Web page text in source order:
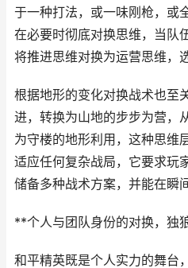
于一种打法，或一味刚枪，或
在必要时彻底对换思维，当队
将推进思维对换为运营思维，
根据地形的变化对换战术也至
进，转换为山地的步步为营，
为守楼的地形利用，这种思维
适应任何复杂战局，它要求玩
储备多种战术方案，并能在瞬
**个人与团队身份的对换，独
和平精英既是个人实力的舞台